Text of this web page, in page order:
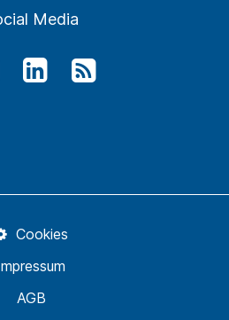
Media
AGB
Cookies